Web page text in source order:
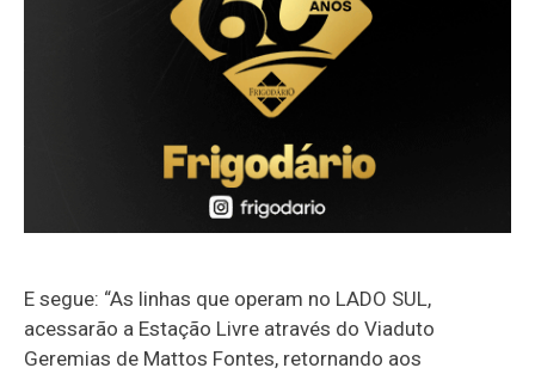
E segue: “As linhas que operam no LADO SUL,
acessarão a Estação Livre através do Viaduto
Geremias de Mattos Fontes, retornando aos